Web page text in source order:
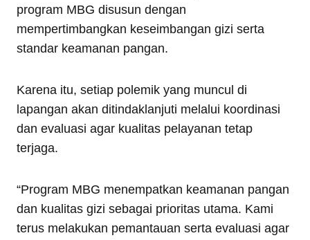
program MBG disusun dengan
mempertimbangkan keseimbangan gizi serta
standar keamanan pangan.
Karena itu, setiap polemik yang muncul di
lapangan akan ditindaklanjuti melalui koordinasi
dan evaluasi agar kualitas pelayanan tetap
terjaga.
“Program MBG menempatkan keamanan pangan
dan kualitas gizi sebagai prioritas utama. Kami
terus melakukan pemantauan serta evaluasi agar